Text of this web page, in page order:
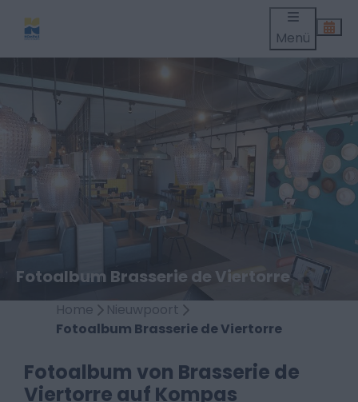
Menü
Fotoalbum Brasserie de Viertorre
Home
Nieuwpoort
Fotoalbum Brasserie de Viertorre
Fotoalbum von Brasserie de
Viertorre auf Kompas